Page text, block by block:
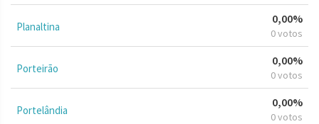
Planaltina
0,00%
0 votos
Porteirão
0,00%
0 votos
Portelândia
0,00%
0 votos